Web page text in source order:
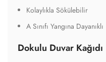
Kolaylıkla Sökülebilir
A Sınıfı Yangına Dayanıklı
Dokulu Duvar Kağıdı